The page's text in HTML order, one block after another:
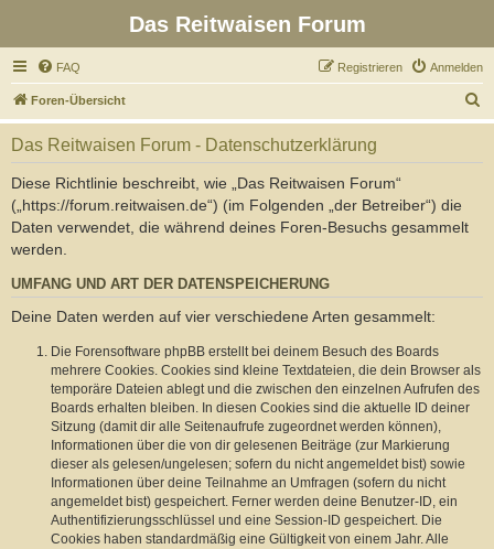
Das Reitwaisen Forum
FAQ Anmelden
Registrieren
Foren-Übersicht
u
Das Reitwaisen Forum - Datenschutzerklärung
Diese Richtlinie beschreibt, wie „Das Reitwaisen Forum“
(„https://forum.reitwaisen.de“) (im Folgenden „der Betreiber“) die
Daten verwendet, die während deines Foren-Besuchs gesammelt
werden.
UMFANG UND ART DER DATENSPEICHERUNG
Deine Daten werden auf vier verschiedene Arten gesammelt:
Die Forensoftware phpBB erstellt bei deinem Besuch des Boards
mehrere Cookies. Cookies sind kleine Textdateien, die dein Browser als
temporäre Dateien ablegt und die zwischen den einzelnen Aufrufen des
Boards erhalten bleiben. In diesen Cookies sind die aktuelle ID deiner
Sitzung (damit dir alle Seitenaufrufe zugeordnet werden können),
Informationen über die von dir gelesenen Beiträge (zur Markierung
dieser als gelesen/ungelesen; sofern du nicht angemeldet bist) sowie
Informationen über deine Teilnahme an Umfragen (sofern du nicht
angemeldet bist) gespeichert. Ferner werden deine Benutzer-ID, ein
Authentifizierungsschlüssel und eine Session-ID gespeichert. Die
Cookies haben standardmäßig eine Gültigkeit von einem Jahr. Alle